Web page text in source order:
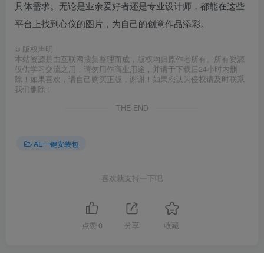
具体需求。无论是业余爱好者还是专业设计师，都能在这些
平台上找到心仪的图片，为自己的创意作品添彩。
© 版权声明
本站资源是由互联网搜集整理而成，版权均归原作者所有。所有资源
仅供学习交流之用，请勿用作商业用途，并请于下载后24小时内删
除！如果喜欢，请自己购买正版，谢谢！如果您认为侵权请及时联系
我们删除！
THE END
AE一键安装包
喜欢就支持一下吧
点赞 0 分享 收藏